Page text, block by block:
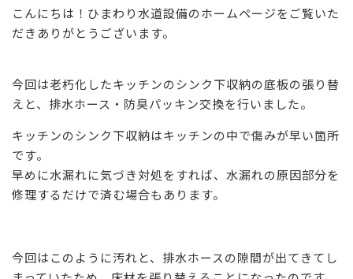
こんにちは！ひまわり水道設備のホームページをご覧いた
だきありがとうございます。
今回は老朽化したキッチンのシンク下収納の底板の張り替
えと、排水ホース・防臭パッキン交換を行いました。
キッチンのシンク下収納はキッチンの中で傷みが早い箇所
です。
早めに水漏れに気づき対処をすれば、水漏れの原因部分を
修理するだけで済む場合もあります。
今回はこのように汚れと、排水ホースの隙間が出てきてし